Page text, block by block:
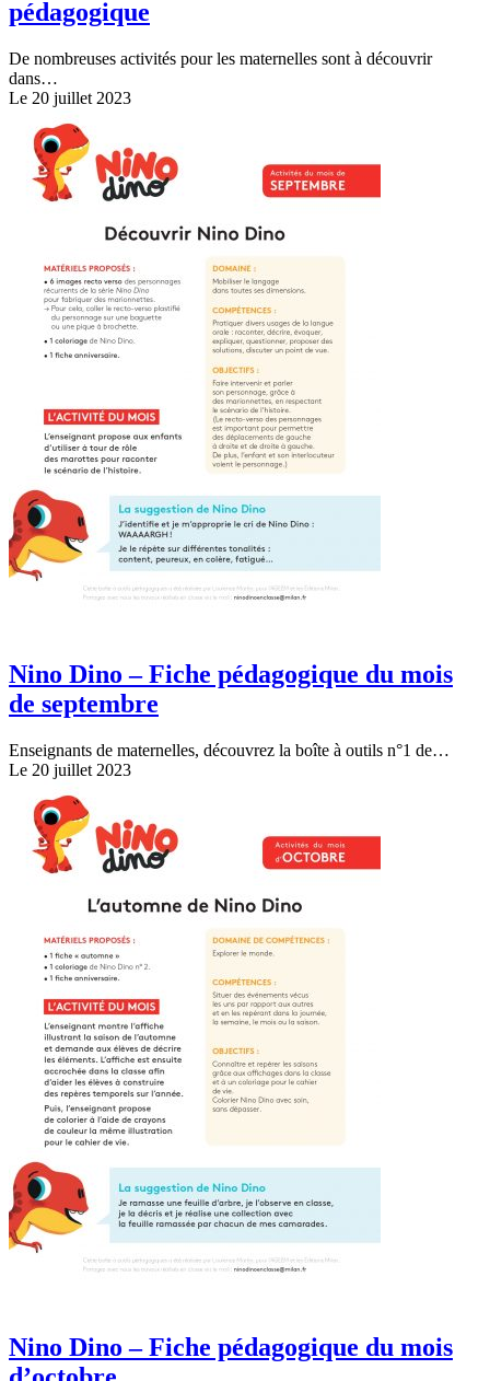
pédagogique
De nombreuses activités pour les maternelles sont à découvrir
dans…
Le 20 juillet 2023
Nino Dino – Fiche pédagogique du mois
de septembre
Enseignants de maternelles, découvrez la boîte à outils n°1 de…
Le 20 juillet 2023
Nino Dino – Fiche pédagogique du mois